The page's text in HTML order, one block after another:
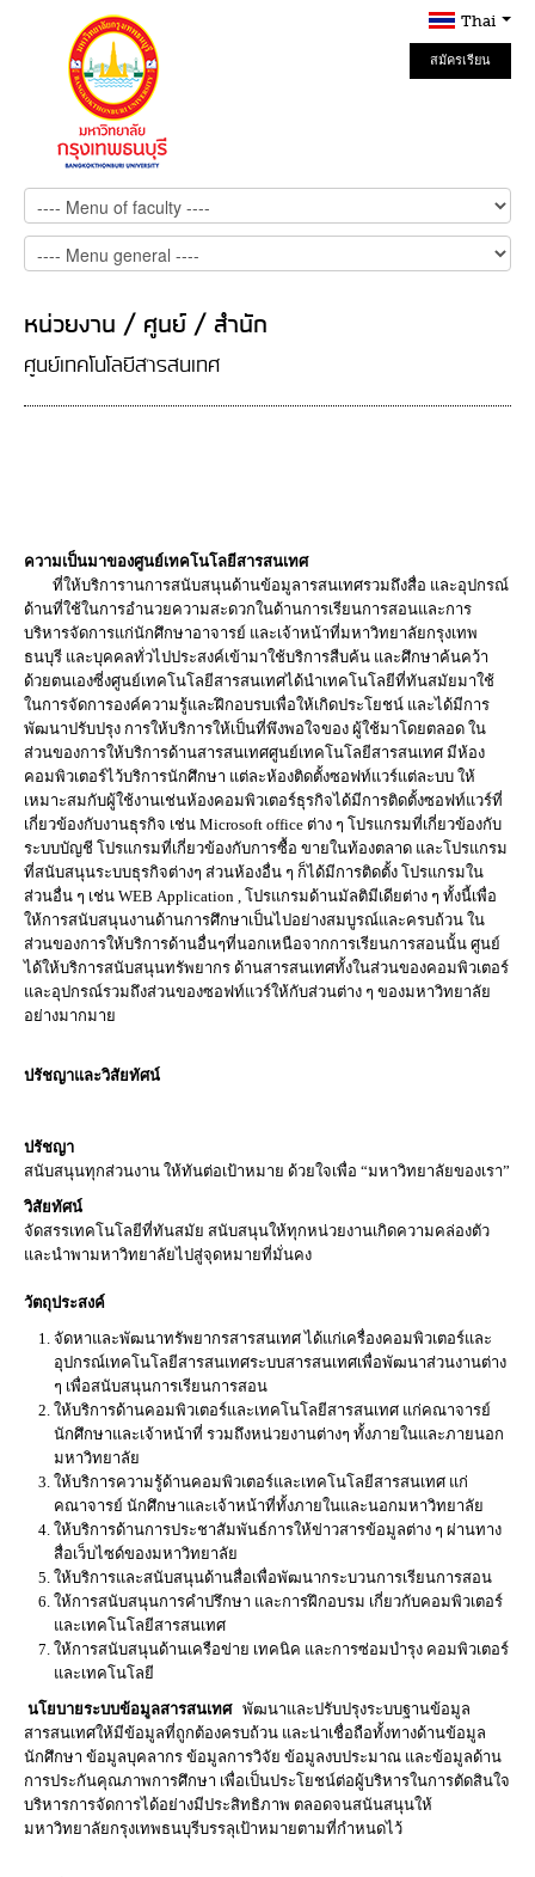
Thai
สมัครเรียน
Online
หน่วยงาน / ศูนย์ / สำนัก
ศูนย์เทคโนโลยีสารสนเทศ
ความเป็นมาของศูนย์เทคโนโลยีสารสนเทศ
ที่ให้บริการานการสนับสนุนด้านข้อมูลารสนเทศรวมถึงสื่อ และอุปกรณ์
ด้านที่ใช้ในการอำนวยความสะดวกในด้านการเรียนการสอนและการ
บริหารจัดการแก่นักศึกษาอาจารย์ และเจ้าหน้าที่มหาวิทยาลัยกรุงเทพ
ธนบุรี และบุคคลทั่วไปประสงค์เข้ามาใช้บริการสืบค้น และศึกษาค้นคว้า
ด้วยตนเองซี่งศูนย์เทคโนโลยีสารสนเทศได้นำเทคโนโลยีที่ทันสมัยมาใช้
ในการจัดการองค์ความรู้และฝึกอบรบเพื่อให้เกิดประโยชน์ และได้มีการ
พัฒนาปรับปรุง การให้บริการให้เป็นที่พึงพอใจของ ผู้ใช้มาโดยตลอด ใน
ส่วนของการให้บริการด้านสารสนเทศศูนย์เทคโนโลยีสารสนเทศ มีห้อง
คอมพิวเตอร์ไว้บริการนักศึกษา แต่ละห้องติดตั้งซอฟท์แวร์แต่ละบบ ให้
เหมาะสมกับผู้ใช้งานเช่นห้องคอมพิวเตอร์ธุรกิจได้มีการติดตั้งซอฟท์แวร์ที่
เกี่ยวข้องกับงานธุรกิจ เช่น Microsoft office ต่าง ๆ โปรแกรมที่เกี่ยวข้องกับ
ระบบบัญชี โปรแกรมที่เกี่ยวข้องกับการซื้อ ขายในท้องตลาด และโปรแกรม
ที่สนับสนุนระบบธุรกิจต่างๆ ส่วนห้องอื่น ๆ ก็ได้มีการติดตั้ง โปรแกรมใน
ส่วนอื่น ๆ เช่น WEB Application , โปรแกรมด้านมัลติมีเดียต่าง ๆ ทั้งนี้เพื่อ
ให้การสนับสนุนงานด้านการศึกษาเป็นไปอย่างสมบูรณ์และครบถ้วน ใน
ส่วนของการให้บริการด้านอื่นๆที่นอกเหนือจากการเรียนการสอนนั้น ศูนย์
ได้ให้บริการสนับสนุนทรัพยากร ด้านสารสนเทศทั้งในส่วนของคอมพิวเตอร์
และอุปกรณ์รวมถึงส่วนของซอฟท์แวร์ให้กับส่วนต่าง ๆ ของมหาวิทยาลัย
อย่างมากมาย
ปรัชญาและวิสัยทัศน์
ปรัชญา
สนับสนุนทุกส่วนงาน ให้ทันต่อเป้าหมาย ด้วยใจเพื่อ “มหาวิทยาลัยของเรา”
วิสัยทัศน์
จัดสรรเทคโนโลยีที่ทันสมัย สนับสนุนให้ทุกหน่วยงานเกิดความคล่องตัว
และนำพามหาวิทยาลัยไปสู่จุดหมายที่มั่นคง
วัตถุประสงค์
จัดหาและพัฒนาทรัพยากรสารสนเทศ ได้แก่เครื่องคอมพิวเตอร์และ
อุปกรณ์เทคโนโลยีสารสนเทศระบบสารสนเทศเพื่อพัฒนาส่วนงานต่าง
ๆ เพื่อสนับสนุนการเรียนการสอน
ให้บริการด้านคอมพิวเตอร์และเทคโนโลยีสารสนเทศ แก่คณาจารย์
นักศึกษาและเจ้าหน้าที่ รวมถึงหน่วยงานต่างๆ ทั้งภายในและภายนอก
มหาวิทยาลัย
ให้บริการความรู้ด้านคอมพิวเตอร์และเทคโนโลยีสารสนเทศ แก่
คณาจารย์ นักศึกษาและเจ้าหน้าที่ทั้งภายในและนอกมหาวิทยาลัย
ให้บริการด้านการประชาสัมพันธ์การให้ข่าวสารข้อมูลต่าง ๆ ผ่านทาง
สื่อเว็บไซด์ของมหาวิทยาลัย
ให้บริการและสนับสนุนด้านสื่อเพื่อพัฒนากระบวนการเรียนการสอน
ให้การสนับสนุนการคำปรึกษา และการฝึกอบรม เกี่ยวกับคอมพิวเตอร์
และเทคโนโลยีสารสนเทศ
ให้การสนับสนุนด้านเครือข่าย เทคนิค และการซ่อมบำรุง คอมพิวเตอร์
และเทคโนโลยี
นโยบายระบบข้อมูลสารสนเทศ พัฒนาและปรับปรุงระบบฐานข้อมูล
สารสนเทศให้มีข้อมูลที่ถูกต้องครบถ้วน และน่าเชื่อถือทั้งทางด้านข้อมูล
นักศึกษา ข้อมูลบุคลากร ข้อมูลการวิจัย ข้อมูลงบประมาณ และข้อมูลด้าน
การประกันคุณภาพการศึกษา เพื่อเป็นประโยชน์ต่อผู้บริหารในการตัดสินใจ
บริหารการจัดการได้อย่างมีประสิทธิภาพ ตลอดจนสนันสนุนให้
มหาวิทยาลัยกรุงเทพธนบุรีบรรลุเป้าหมายตามที่กำหนดไว้